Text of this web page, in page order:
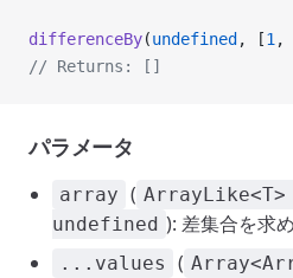
differenceBy(undefined , [1 ,
// Returns: []
パラメータ
array (
undefined ): 差集合を求
...values (